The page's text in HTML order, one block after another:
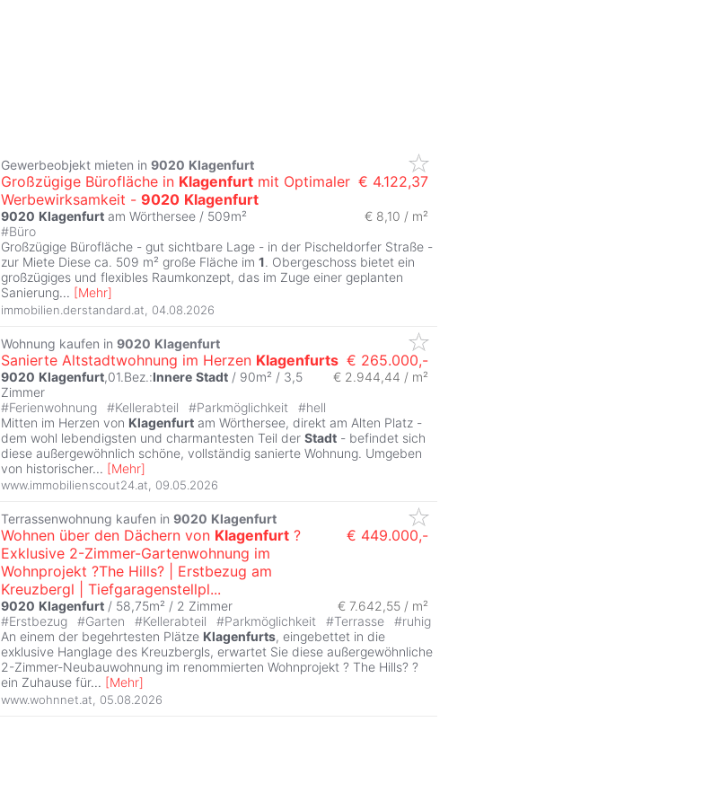
Gewerbeobjekt mieten in 9020 Klagenfurt
Großzügige Bürofläche in Klagenfurt mit Optimaler
Werbewirksamkeit - 9020 Klagenfurt
€ 4.122,37
9020 Klagenfurt am Wörthersee / 509m² € 8,10 / m²
#Büro
Großzügige Bürofläche - gut sichtbare Lage - in der Pischeldorfer Straße -
zur Miete Diese ca. 509 m² große Fläche im 1. Obergeschoss bietet ein
großzügiges und flexibles Raumkonzept, das im Zuge einer geplanten
Sanierung... [Mehr]
immobilien.derstandard.at 04.08.2026
Wohnung kaufen in 9020 Klagenfurt
Sanierte Altstadtwohnung im Herzen Klagenfurts € 265.000,-
9020 Klagenfurt,01.Bez.:Innere Stadt / 90m² / 3,5
Zimmer
€ 2.944,44 / m²
#Ferienwohnung #Kellerabteil #Parkmöglichkeit #hell
Mitten im Herzen von Klagenfurt am Wörthersee, direkt am Alten Platz -
dem wohl lebendigsten und charmantesten Teil der Stadt - befindet sich
diese außergewöhnlich schöne, vollständig sanierte Wohnung. Umgeben
von historischer... [Mehr]
www.immobilienscout24.at, 09.05.2026
Terrassenwohnung kaufen in 9020 Klagenfurt
Wohnen über den Dächern von Klagenfurt ?
Exklusive 2-Zimmer-Gartenwohnung im
Wohnprojekt ?The Hills? | Erstbezug am
Kreuzbergl | Tiefgaragenstellpl...
€ 449.000,-
9020 Klagenfurt / 58,75m² / 2 Zimmer € 7.642,55 / m²
#Erstbezug #Garten #Kellerabteil #Parkmöglichkeit #Terrasse #ruhig
An einem der begehrtesten Plätze Klagenfurts, eingebettet in die
exklusive Hanglage des Kreuzbergls, erwartet Sie diese außergewöhnliche
2-Zimmer-Neubauwohnung im renommierten Wohnprojekt ? The Hills? ?
ein Zuhause für... [Mehr]
www.wohnnet.at 05.08.2026